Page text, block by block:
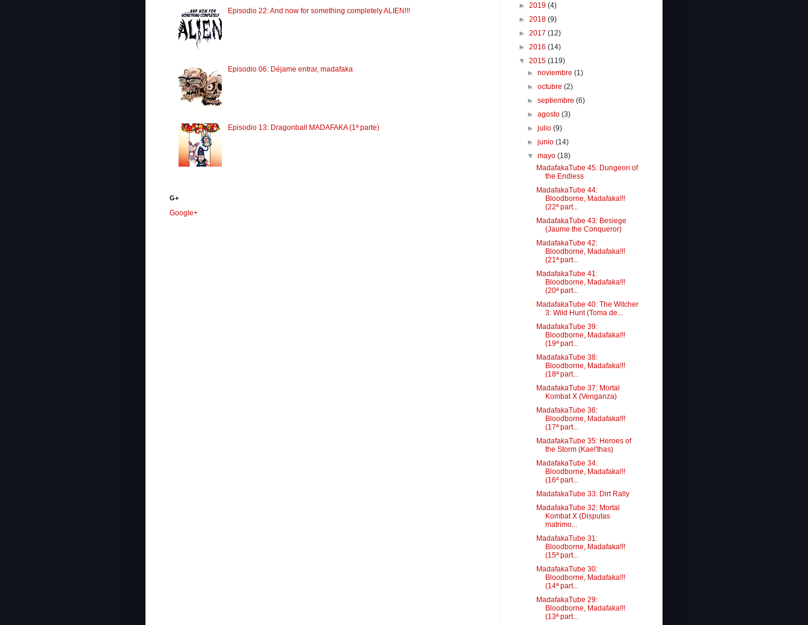
Episodio 22: And now for something completely ALIEN!!!
Episodio 06: Déjame entrar, madafaka
Episodio 13: Dragonball MADAFAKA (1ª parte)
G+
Google+
► 2019 (4)
► 2018 (9)
► 2017 (12)
► 2016 (14)
▼ 2015 (119)
►noviembre(1)
►octubre(2)
►septiembre(6)
►agosto(3)
►julio(9)
►junio(14)
▼mayo(18)
MadafakaTube 45: Dungeon of
the Endless
MadafakaTube 44:
Bloodborne, Madafaka!!!
(22ª part...
MadafakaTube 43: Besiege
(Jaume the Conqueror)
MadafakaTube 42:
Bloodborne, Madafaka!!!
(21ª part...
MadafakaTube 41:
Bloodborne, Madafaka!!!
(20ª part...
MadafakaTube 40: The Witcher
3: Wild Hunt (Toma de...
MadafakaTube 39:
Bloodborne, Madafaka!!!
(19ª part...
MadafakaTube 38:
Bloodborne, Madafaka!!!
(18ª part...
MadafakaTube 37: Mortal
Kombat X (Venganza)
MadafakaTube 36:
Bloodborne, Madafaka!!!
(17ª part...
MadafakaTube 35: Heroes of
the Storm (Kael'thas)
MadafakaTube 34:
Bloodborne, Madafaka!!!
(16ª part...
MadafakaTube 33: Dirt Rally
MadafakaTube 32: Mortal
Kombat X (Disputas
matrimo...
MadafakaTube 31:
Bloodborne, Madafaka!!!
(15ª part...
MadafakaTube 30:
Bloodborne, Madafaka!!!
(14ª part...
MadafakaTube 29:
Bloodborne, Madafaka!!!
(13ª part...